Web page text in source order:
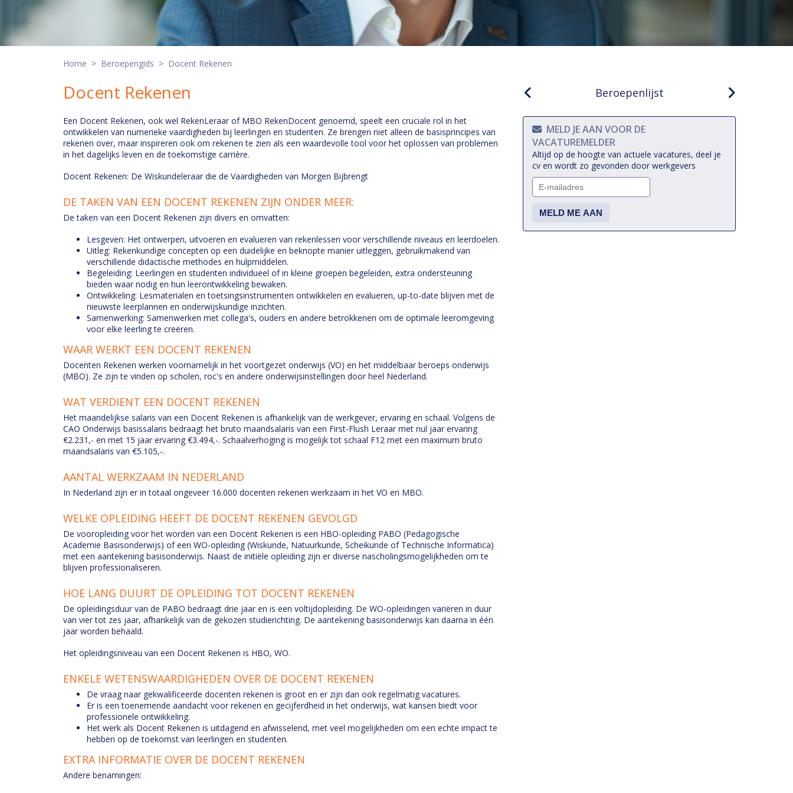
Home > Beroepengids > Docent Rekenen
Docent Rekenen
Een Docent Rekenen, ook wel RekenLeraar of MBO RekenDocent genoemd, speelt een cruciale rol in het
ontwikkelen van numerieke vaardigheden bij leerlingen en studenten. Ze brengen niet alleen de basisprincipes van
rekenen over, maar inspireren ook om rekenen te zien als een waardevolle tool voor het oplossen van problemen
in het dagelijks leven en de toekomstige carrière.
Docent Rekenen: De Wiskundeleraar die de Vaardigheden van Morgen Bijbrengt
DE TAKEN VAN EEN DOCENT REKENEN ZIJN ONDER MEER:
De taken van een Docent Rekenen zijn divers en omvatten:
Lesgeven: Het ontwerpen, uitvoeren en evalueren van rekenlessen voor verschillende niveaus en leerdoelen.
Uitleg: Rekenkundige concepten op een duidelijke en beknopte manier uitleggen, gebruikmakend van
verschillende didactische methodes en hulpmiddelen.
Begeleiding: Leerlingen en studenten individueel of in kleine groepen begeleiden, extra ondersteuning
bieden waar nodig en hun leerontwikkeling bewaken.
Ontwikkeling: Lesmaterialen en toetsingsinstrumenten ontwikkelen en evalueren, up-to-date blijven met de
nieuwste leerplannen en onderwijskundige inzichten.
Samenwerking: Samenwerken met collega's, ouders en andere betrokkenen om de optimale leeromgeving
voor elke leerling te creëren.
WAAR WERKT EEN DOCENT REKENEN
Docenten Rekenen werken voornamelijk in het voortgezet onderwijs (VO) en het middelbaar beroeps onderwijs
(MBO). Ze zijn te vinden op scholen, roc's en andere onderwijsinstellingen door heel Nederland.
WAT VERDIENT EEN DOCENT REKENEN
Het maandelijkse salaris van een Docent Rekenen is afhankelijk van de werkgever, ervaring en schaal. Volgens de
CAO Onderwijs basissalaris bedraagt het bruto maandsalaris van een First-Flush Leraar met nul jaar ervaring
€2.231,- en met 15 jaar ervaring €3.494,-. Schaalverhoging is mogelijk tot schaal F12 met een maximum bruto
maandsalaris van €5.105,-.
AANTAL WERKZAAM IN NEDERLAND
In Nederland zijn er in totaal ongeveer 16.000 docenten rekenen werkzaam in het VO en MBO.
WELKE OPLEIDING HEEFT DE DOCENT REKENEN GEVOLGD
De vooropleiding voor het worden van een Docent Rekenen is een HBO-opleiding PABO (Pedagogische
Academie Basisonderwijs) of een WO-opleiding (Wiskunde, Natuurkunde, Scheikunde of Technische Informatica)
met een aantekening basisonderwijs. Naast de initiële opleiding zijn er diverse nascholingsmogelijkheden om te
blijven professionaliseren.
HOE LANG DUURT DE OPLEIDING TOT DOCENT REKENEN
De opleidingsduur van de PABO bedraagt drie jaar en is een voltijdopleiding. De WO-opleidingen variëren in duur
van vier tot zes jaar, afhankelijk van de gekozen studierichting. De aantekening basisonderwijs kan daarna in één
jaar worden behaald.
Het opleidingsniveau van een Docent Rekenen is HBO, WO.
ENKELE WETENSWAARDIGHEDEN OVER DE DOCENT REKENEN
De vraag naar gekwalificeerde docenten rekenen is groot en er zijn dan ook regelmatig vacatures.
Er is een toenemende aandacht voor rekenen en gecijferdheid in het onderwijs, wat kansen biedt voor
professionele ontwikkeling.
Het werk als Docent Rekenen is uitdagend en afwisselend, met veel mogelijkheden om een ​​echte impact te
hebben op de toekomst van leerlingen en studenten.
EXTRA INFORMATIE OVER DE DOCENT REKENEN
Andere benamingen:
Beroepenlijst
MELD JE AAN VOOR DE
VACATUREMELDER
Altijd op de hoogte van actuele vacatures, deel je
cv en wordt zo gevonden door werkgevers